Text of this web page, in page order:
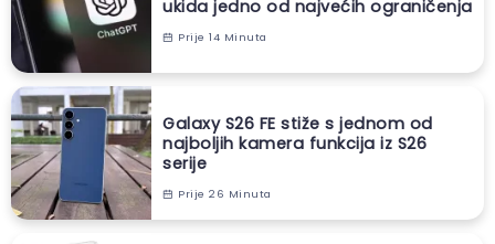
ukida jedno od najvećih ograničenja
Prije 14 Minuta
Galaxy S26 FE stiže s jednom od
najboljih kamera funkcija iz S26
serije
Prije 26 Minuta